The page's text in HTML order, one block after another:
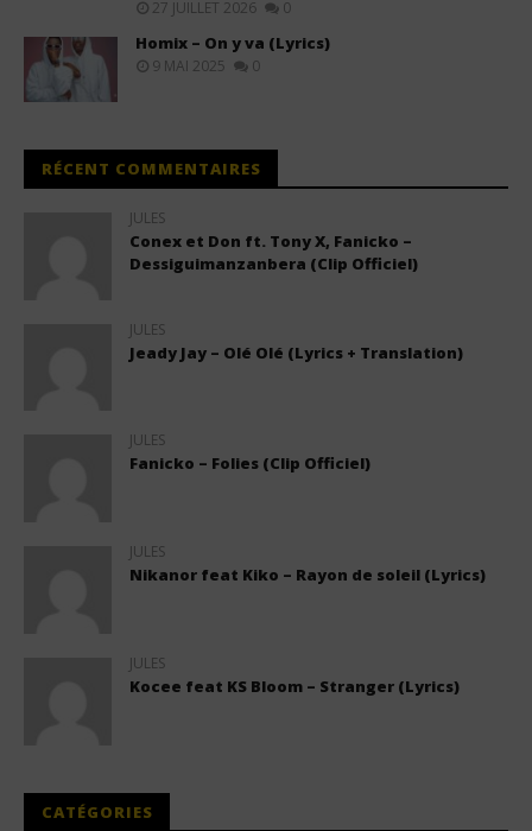
27 JUILLET 2026 0
Homix – On y va (Lyrics)
9 MAI 2025 0
RÉCENT COMMENTAIRES
JULES
Conex et Don ft. Tony X, Fanicko –
Dessiguimanzanbera (Clip Officiel)
JULES
Jeady Jay – Olé Olé (Lyrics + Translation)
JULES
Fanicko – Folies (Clip Officiel)
JULES
Nikanor feat Kiko – Rayon de soleil (Lyrics)
JULES
Kocee feat KS Bloom – Stranger (Lyrics)
CATÉGORIES